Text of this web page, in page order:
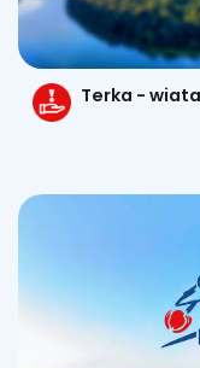
Terka - wiata